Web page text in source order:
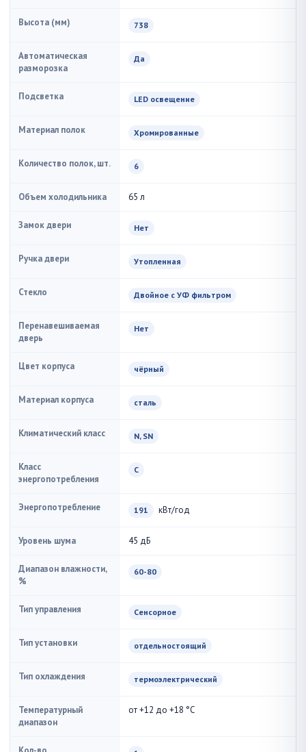
Высота (мм) 738
Автоматическая
разморозка
Да
Подсветка LED освещение
Материал полок Хромированные
Количество полок, шт. 6
Объем холодильника 65 л
Замок двери Нет
Ручка двери Утопленная
Стекло Двойное с УФ фильтром
Перенавешиваемая
дверь
Нет
Цвет корпуса чёрный
Материал корпуса сталь
Климатический класс N, SN
Класс
энергопотребления
С
Энергопотребление 191 кВт/год
Уровень шума 45 дБ
Диапазон влажности,
%
60-80
Тип управления Сенсорное
Тип установки отдельностоящий
Тип охлаждения термоэлектрический
Температурный
диапазон
от +12 до +18 °С